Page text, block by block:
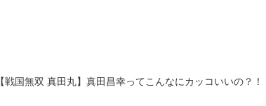
【戦国無双 真田丸】真田昌幸ってこんなにカッコいいの？！